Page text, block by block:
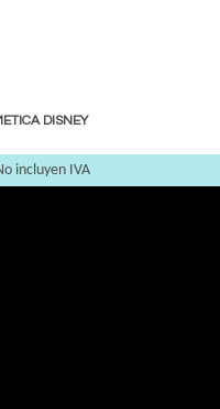
DISNEY
incluyen IVA